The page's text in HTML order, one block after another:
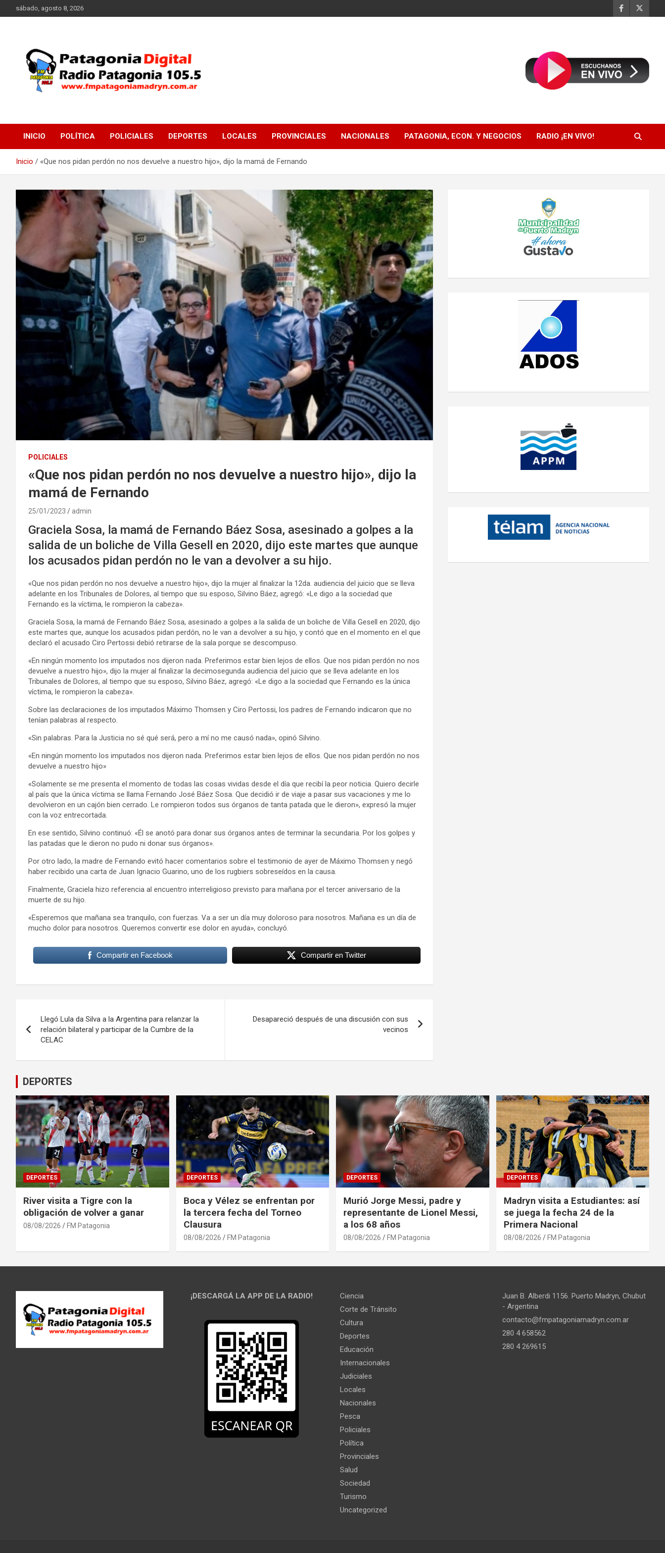
al
sábado, agosto 8, 2026
FM Patagonia Madryn
INICIO POLÍTICA POLICIALES DEPORTES LOCALES PROVINCIALES NACIONALES PATAGONIA, ECON. Y NEGOCIOS RADIO ¡EN VIVO!
Inicio «Que nos pidan perdón no nos devuelve a nuestro hijo», dijo la mamá de Fernando
POLICIALES
«Que nos pidan perdón no nos devuelve a nuestro hijo», dijo la
mamá de Fernando
25/01/2023 admin
Graciela Sosa, la mamá de Fernando Báez Sosa, asesinado a golpes a la
salida de un boliche de Villa Gesell en 2020, dijo este martes que aunque
los acusados pidan perdón no le van a devolver a su hijo.
«Que nos pidan perdón no nos devuelve a nuestro hijo», dijo la mujer al finalizar la 12da. audiencia del juicio que se lleva
adelante en los Tribunales de Dolores, al tiempo que su esposo, Silvino Báez, agregó: «Le digo a la sociedad que
Fernando es la víctima, le rompieron la cabeza».
Graciela Sosa, la mamá de Fernando Báez Sosa, asesinado a golpes a la salida de un boliche de Villa Gesell en 2020, dijo
este martes que, aunque los acusados pidan perdón, no le van a devolver a su hijo, y contó que en el momento en el que
declaró el acusado Ciro Pertossi debió retirarse de la sala porque se descompuso.
«En ningún momento los imputados nos dijeron nada. Preferimos estar bien lejos de ellos. Que nos pidan perdón no nos
devuelve a nuestro hijo», dijo la mujer al finalizar la decimosegunda audiencia del juicio que se lleva adelante en los
Tribunales de Dolores, al tiempo que su esposo, Silvino Báez, agregó: «Le digo a la sociedad que Fernando es la única
víctima, le rompieron la cabeza».
Sobre las declaraciones de los imputados Máximo Thomsen y Ciro Pertossi, los padres de Fernando indicaron que no
tenían palabras al respecto.
«Sin palabras. Para la Justicia no sé qué será, pero a mí no me causó nada», opinó Silvino.
«En ningún momento los imputados nos dijeron nada. Preferimos estar bien lejos de ellos. Que nos pidan perdón no nos
devuelve a nuestro hijo»
«Solamente se me presenta el momento de todas las cosas vividas desde el día que recibí la peor noticia. Quiero decirle
al país que la única víctima se llama Fernando José Báez Sosa. Que decidió ir de viaje a pasar sus vacaciones y me lo
devolvieron en un cajón bien cerrado. Le rompieron todos sus órganos de tanta patada que le dieron», expresó la mujer
con la voz entrecortada.
En ese sentido, Silvino continuó: «Él se anotó para donar sus órganos antes de terminar la secundaria. Por los golpes y
las patadas que le dieron no pudo ni donar sus órganos».
Por otro lado, la madre de Fernando evitó hacer comentarios sobre el testimonio de ayer de Máximo Thomsen y negó
haber recibido una carta de Juan Ignacio Guarino, uno de los rugbiers sobreseídos en la causa.
Finalmente, Graciela hizo referencia al encuentro interreligioso previsto para mañana por el tercer aniversario de la
muerte de su hijo.
«Esperemos que mañana sea tranquilo, con fuerzas. Va a ser un día muy doloroso para nosotros. Mañana es un día de
mucho dolor para nosotros. Queremos convertir ese dolor en ayuda», concluyó.
Compartir en Facebook Compartir en Twitter
de
Llegó Lula da Silva a la Argentina para relanzar la
relación bilateral y participar de la Cumbre de la
CELAC
Desapareció después de una discusión con sus
vecinos
DEPORTES
DEPORTES
River visita a Tigre con la
obligación de volver a ganar
08/08/2026 FM Patagonia
DEPORTES
Boca y Vélez se enfrentan por
la tercera fecha del Torneo
Clausura
08/08/2026 FM Patagonia
DEPORTES
Murió Jorge Messi, padre y
representante de Lionel Messi,
a los 68 años
08/08/2026 FM Patagonia
DEPORTES
Madryn visita a Estudiantes: así
se juega la fecha 24 de la
Primera Nacional
08/08/2026 FM Patagonia
¡DESCARGÁ LA APP DE LA RADIO!
Ciencia
Corte de Tránsito
Cultura
Deportes
Educación
Internacionales
Judiciales
Locales
Nacionales
Pesca
Policiales
Política
Provinciales
Salud
Sociedad
Turismo
Uncategorized
Juan B. Alberdi 1156. Puerto Madryn, Chubut
- Argentina
contacto@fmpatagoniamadryn.com.ar
280 4 658562
280 4 269615